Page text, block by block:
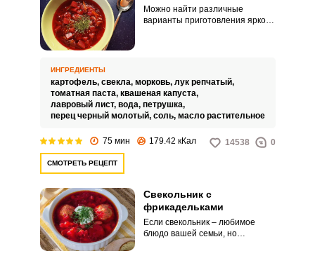
Можно найти различные
варианты приготовления яркого
ИНГРЕДИЕНТЫ
картофель, свекла, морковь, лук репчатый,
томатная паста, квашеная капуста,
лавровый лист, вода, петрушка,
перец черный молотый, соль, масло растительное
75 мин 179.42 кКал 14538 0
СМОТРЕТЬ РЕЦЕПТ
Свекольник с
фрикадельками
Если свекольник – любимое
блюдо вашей семьи, но